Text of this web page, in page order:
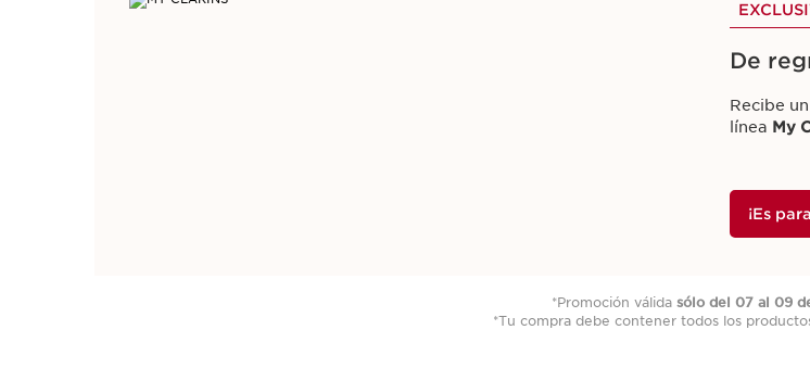
De
Recibe un
línea My
¡Es
*Promoción válida sólo del 07 al 09
*Tu compra debe contener todos los